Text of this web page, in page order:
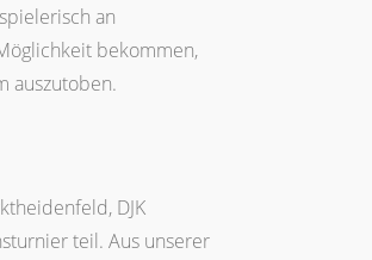
an
bekommen,
auszutoben.
DJK
teil. Aus unserer